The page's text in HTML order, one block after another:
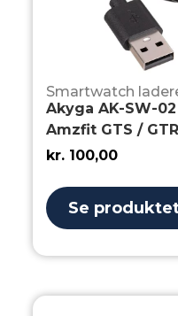
Smartwatch
Akyga AK-SW-
Amzfit GTS /
kr. 100,00
Se